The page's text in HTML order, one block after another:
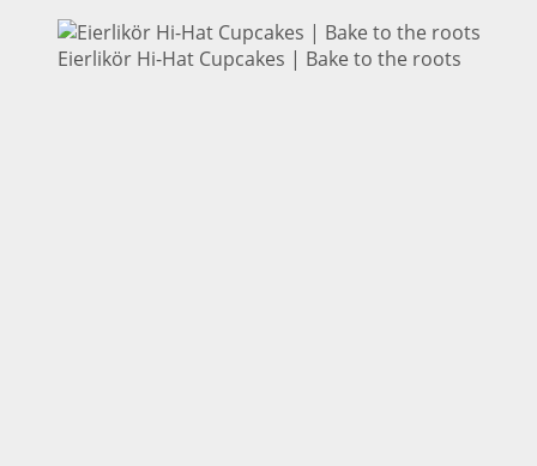
Eierlikör Hi-Hat Cupcakes | Bake to the roots